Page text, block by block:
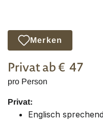
Merken
Privatab € 47
pro Person
Privat:
Englisch